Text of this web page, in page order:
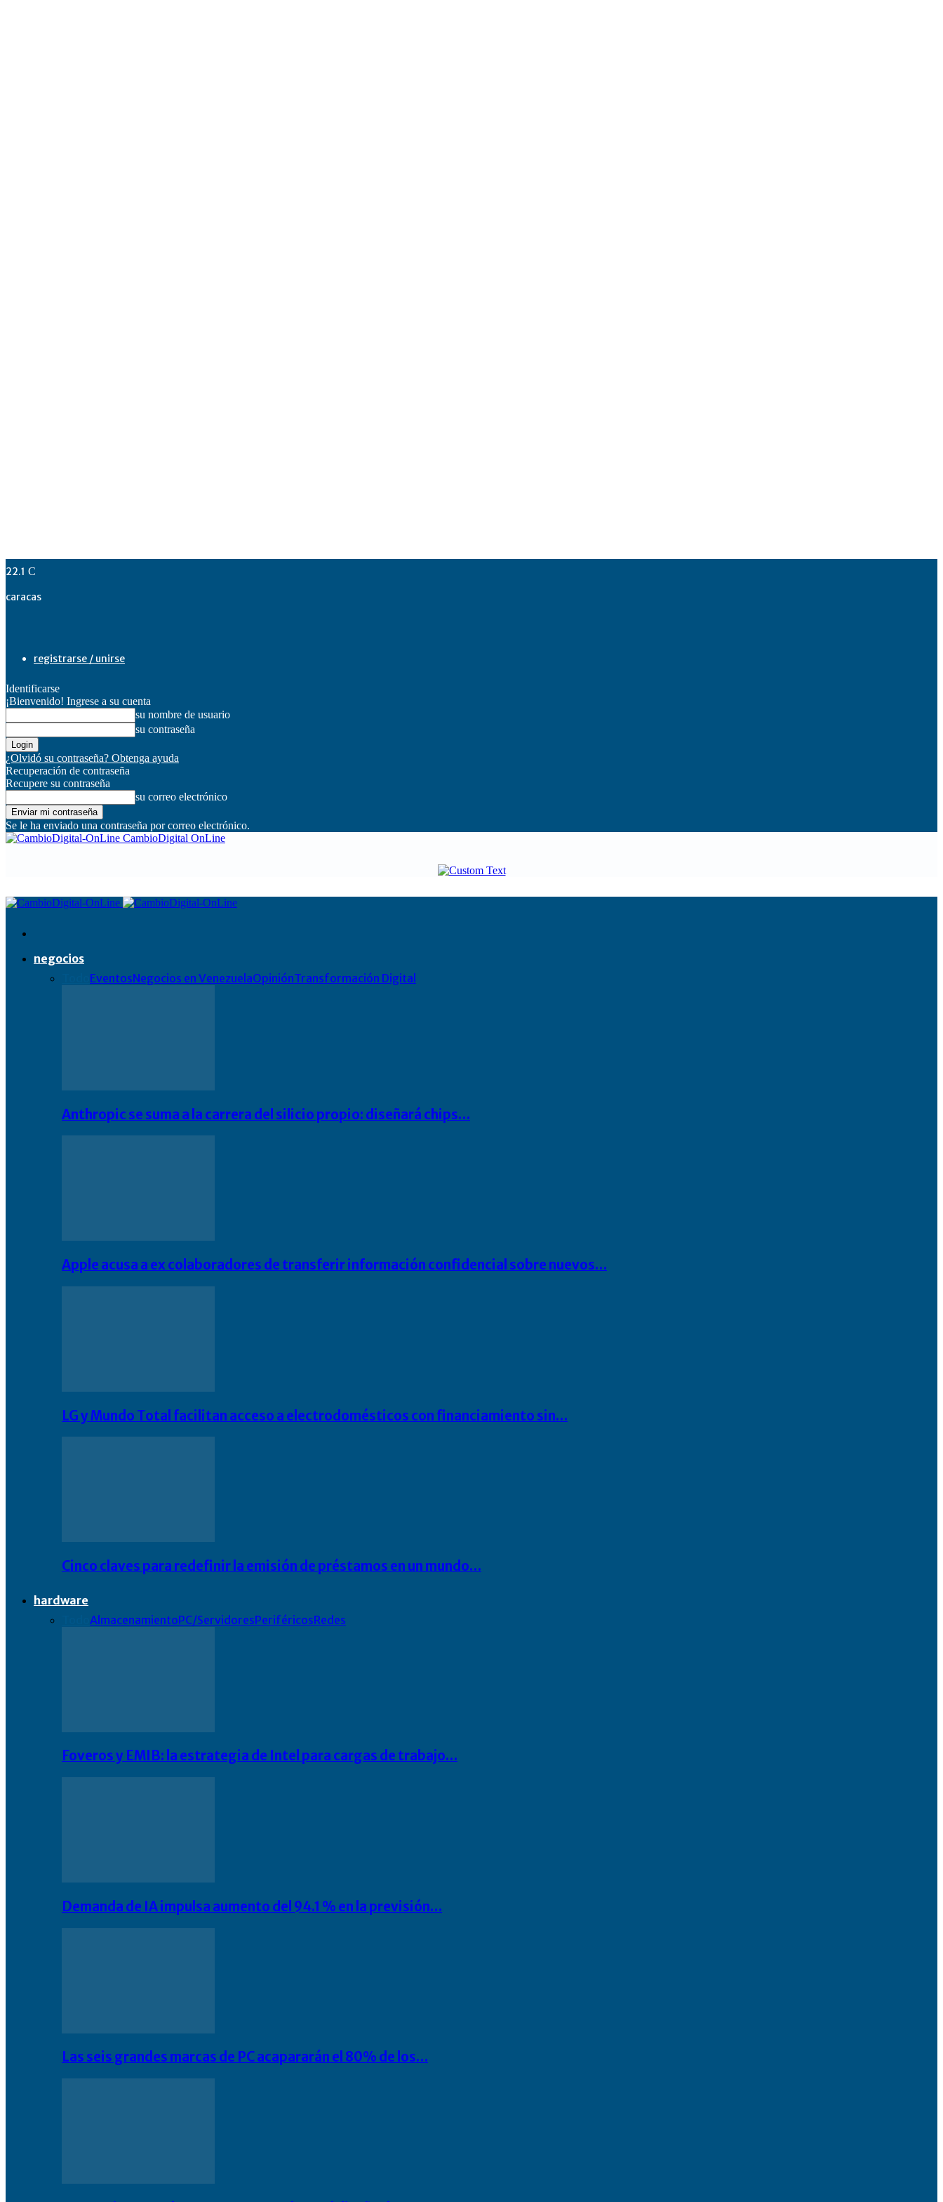
22.1 C
caracas
registrarse / unirse
Identificarse
¡Bienvenido! Ingrese a su cuenta
su nombre de usuario
su contraseña
¿Olvidó su contraseña? Obtenga ayuda
Recuperación de contraseña
Recupere su contraseña
su correo electrónico
Se le ha enviado una contraseña por correo electrónico.
CambioDigital OnLine
negocios
EventosNegocios en VenezuelaOpiniónTransformación Digital
Anthropic se suma a la carrera del silicio propio: diseñará chips…
Apple acusa a ex colaboradores de transferir información confidencial sobre nuevos…
LG y Mundo Total facilitan acceso a electrodomésticos con financiamiento sin…
Cinco claves para redefinir la emisión de préstamos en un mundo…
hardware
AlmacenamientoPC/ServidoresPeriféricosRedes
Foveros y EMIB: la estrategia de Intel para cargas de trabajo…
Demanda de IA impulsa aumento del 94.1 % en la previsión…
Las seis grandes marcas de PC acapararán el 80% de los…